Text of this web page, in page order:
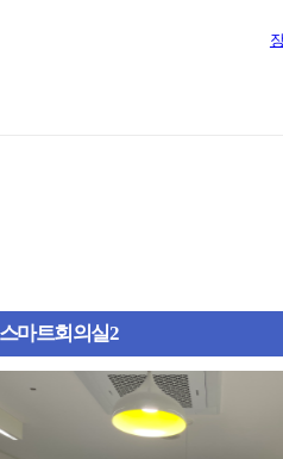
스마트회의실2